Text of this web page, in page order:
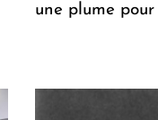
une plume pour